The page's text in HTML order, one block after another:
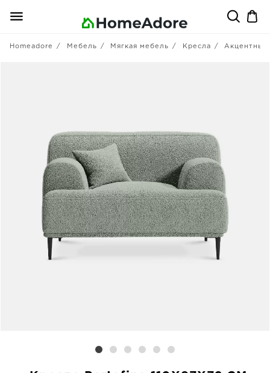
Homeadore Мебель Мягкая мебель Кресла Акцентные